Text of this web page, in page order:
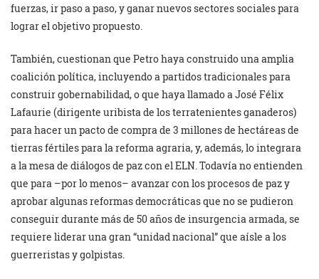
fuerzas, ir paso a paso, y ganar nuevos sectores sociales para
lograr el objetivo propuesto.
También, cuestionan que Petro haya construido una amplia
coalición política, incluyendo a partidos tradicionales para
construir gobernabilidad, o que haya llamado a José Félix
Lafaurie (dirigente uribista de los terratenientes ganaderos)
para hacer un pacto de compra de 3 millones de hectáreas de
tierras fértiles para la reforma agraria, y, además, lo integrara
a la mesa de diálogos de paz con el ELN. Todavía no entienden
que para –por lo menos– avanzar con los procesos de paz y
aprobar algunas reformas democráticas que no se pudieron
conseguir durante más de 50 años de insurgencia armada, se
requiere liderar una gran “unidad nacional” que aísle a los
guerreristas y golpistas.